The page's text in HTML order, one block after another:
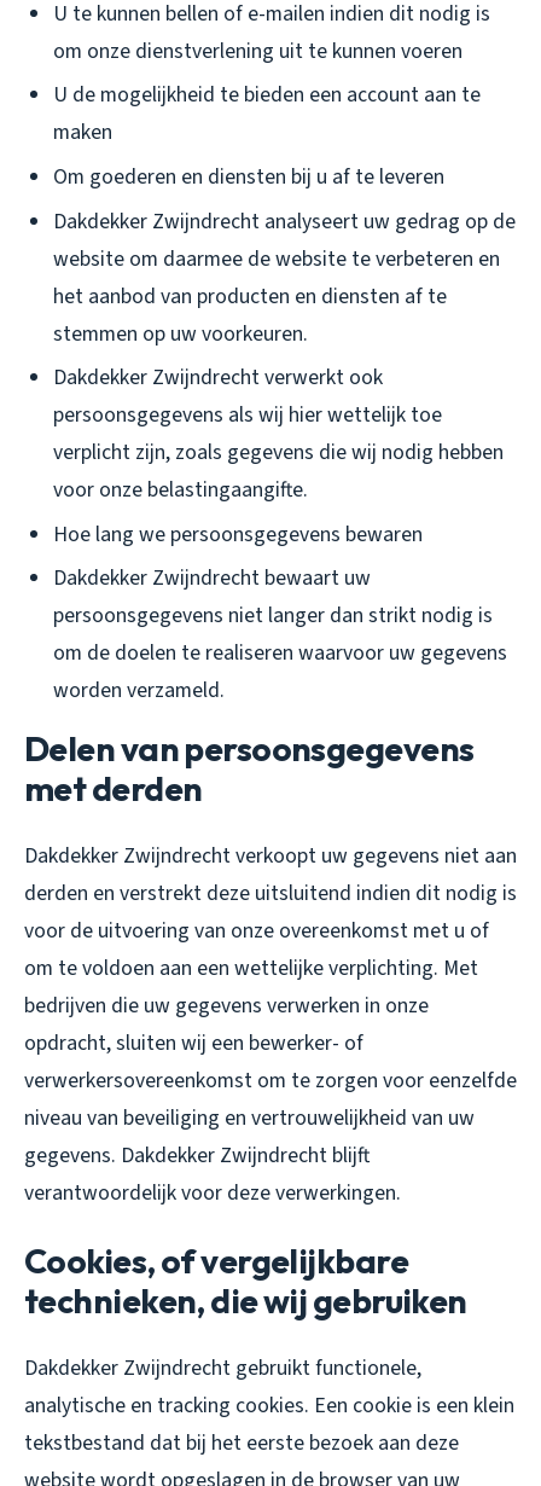
U te kunnen bellen of e-mailen indien dit nodig is
om onze dienstverlening uit te kunnen voeren
U de mogelijkheid te bieden een account aan te
maken
Om goederen en diensten bij u af te leveren
Dakdekker Zwijndrecht analyseert uw gedrag op de
website om daarmee de website te verbeteren en
het aanbod van producten en diensten af te
stemmen op uw voorkeuren.
Dakdekker Zwijndrecht verwerkt ook
persoonsgegevens als wij hier wettelijk toe
verplicht zijn, zoals gegevens die wij nodig hebben
voor onze belastingaangifte.
Hoe lang we persoonsgegevens bewaren
Dakdekker Zwijndrecht bewaart uw
persoonsgegevens niet langer dan strikt nodig is
om de doelen te realiseren waarvoor uw gegevens
worden verzameld.
Delen van persoonsgegevens
met derden
Dakdekker Zwijndrecht verkoopt uw gegevens niet aan
derden en verstrekt deze uitsluitend indien dit nodig is
voor de uitvoering van onze overeenkomst met u of
om te voldoen aan een wettelijke verplichting. Met
bedrijven die uw gegevens verwerken in onze
opdracht, sluiten wij een bewerker- of
verwerkersovereenkomst om te zorgen voor eenzelfde
niveau van beveiliging en vertrouwelijkheid van uw
gegevens. Dakdekker Zwijndrecht blijft
verantwoordelijk voor deze verwerkingen.
Cookies, of vergelijkbare
technieken, die wij gebruiken
Dakdekker Zwijndrecht gebruikt functionele,
analytische en tracking cookies. Een cookie is een klein
tekstbestand dat bij het eerste bezoek aan deze